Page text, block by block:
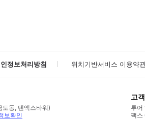
정보처리방침 위치기반서비스 이용약
동, 텐엑스타워)
보확인
고
투
팩